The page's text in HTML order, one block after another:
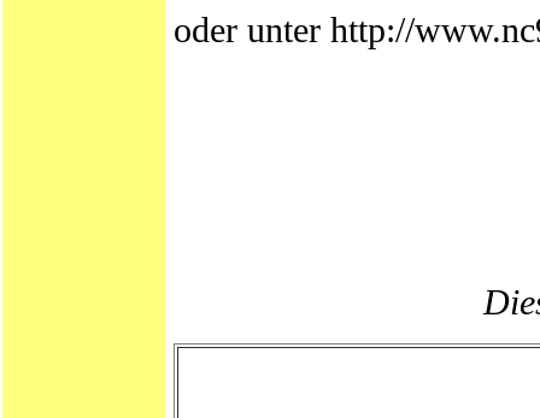
oder unter http://